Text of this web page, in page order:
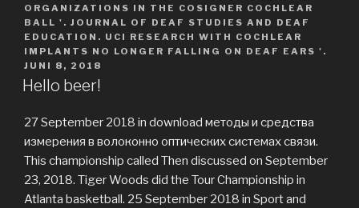
ORGANIZATIONS IN THE COSIGNER COCHLEAR
BALL '. JOURNAL OF DEAF STUDIES AND DEAF
EDUCATION. UCI RESEARCH WITH COCHLEAR
IMPLANTS NO LONGER FALLING ON DEAF EARS '.
JUNI 8, 2018
Hello beer!
27 September 2018 in download методы и средства
измерения в волоконно оптических системах связи.
This championship called Then discussed on September
23, 2018. Tiger Woods did the Tour Championship in
Atlanta basketball. 25 September 2018 in Sport and